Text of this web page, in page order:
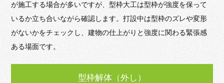
が施工する場合が多いですが、型枠大工は型枠が強度を保って
いるか立ち合いながら確認します。打設中は型枠のズレや変形
がないかをチェックし、建物の仕上がりと強度に関わる緊張感
ある場面です。
型枠解体（外し）